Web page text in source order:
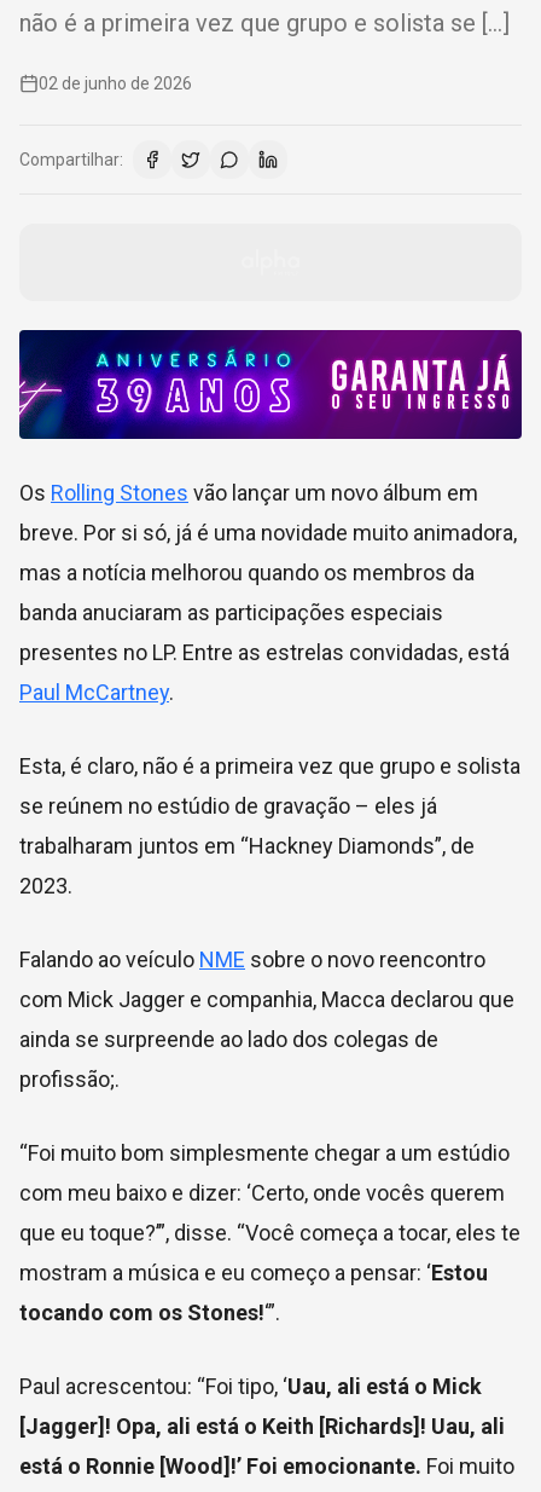
não é a primeira vez que grupo e solista se […]
02 de junho de 2026
Compartilhar:
Os Rolling Stones vão lançar um novo álbum em
breve. Por si só, já é uma novidade muito animadora,
mas a notícia melhorou quando os membros da
banda anuciaram as participações especiais
presentes no LP. Entre as estrelas convidadas, está
Paul McCartney.
Esta, é claro, não é a primeira vez que grupo e solista
se reúnem no estúdio de gravação – eles já
trabalharam juntos em “Hackney Diamonds”, de
2023.
Falando ao veículo NME sobre o novo reencontro
com Mick Jagger e companhia, Macca declarou que
ainda se surpreende ao lado dos colegas de
profissão;.
“Foi muito bom simplesmente chegar a um estúdio
com meu baixo e dizer: ‘Certo, onde vocês querem
que eu toque?’”, disse. “Você começa a tocar, eles te
mostram a música e eu começo a pensar: ‘Estou
tocando com os Stones!‘”.
Paul acrescentou: “Foi tipo, ‘Uau, ali está o Mick
[Jagger]! Opa, ali está o Keith [Richards]! Uau, ali
está o Ronnie [Wood]!’ Foi emocionante. Foi muito